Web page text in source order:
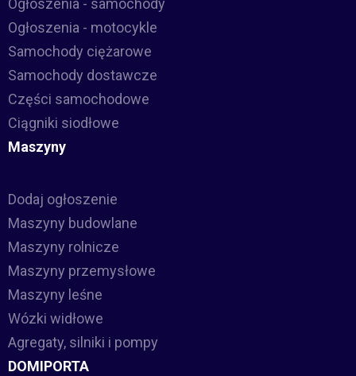
Ogłoszenia - samochody
Ogłoszenia - motocykle
Samochody ciężarowe
Samochody dostawcze
Części samochodowe
Ciągniki siodłowe
Maszyny
Dodaj ogłoszenie
Maszyny budowlane
Maszyny rolnicze
Maszyny przemysłowe
Maszyny leśne
Wózki widłowe
Agregaty, silniki i pompy
DOMIPORTA